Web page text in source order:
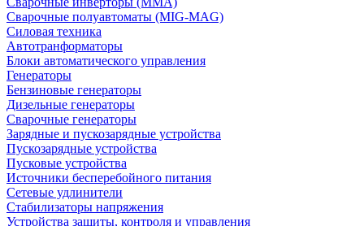
Сварочные полуавтоматы (MIG-MAG)
Силовая техника
Автотранформаторы
Блоки автоматического управления
Генераторы
Бензиновые генераторы
Дизельные генераторы
Сварочные генераторы
Зарядные и пускозарядные устройства
Пускозарядные устройства
Пусковые устройства
Источники бесперебойного питания
Сетевые удлинители
Стабилизаторы напряжения
Устройства защиты, контроля и управления